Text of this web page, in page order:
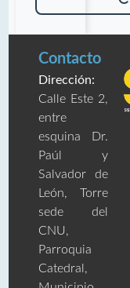
Contacto
Dirección:
Calle Este 2,
entre
esquina Dr.
Paúl y
Salvador de
León, Torre
sede del
CNU,
Parroquia
Catedral,